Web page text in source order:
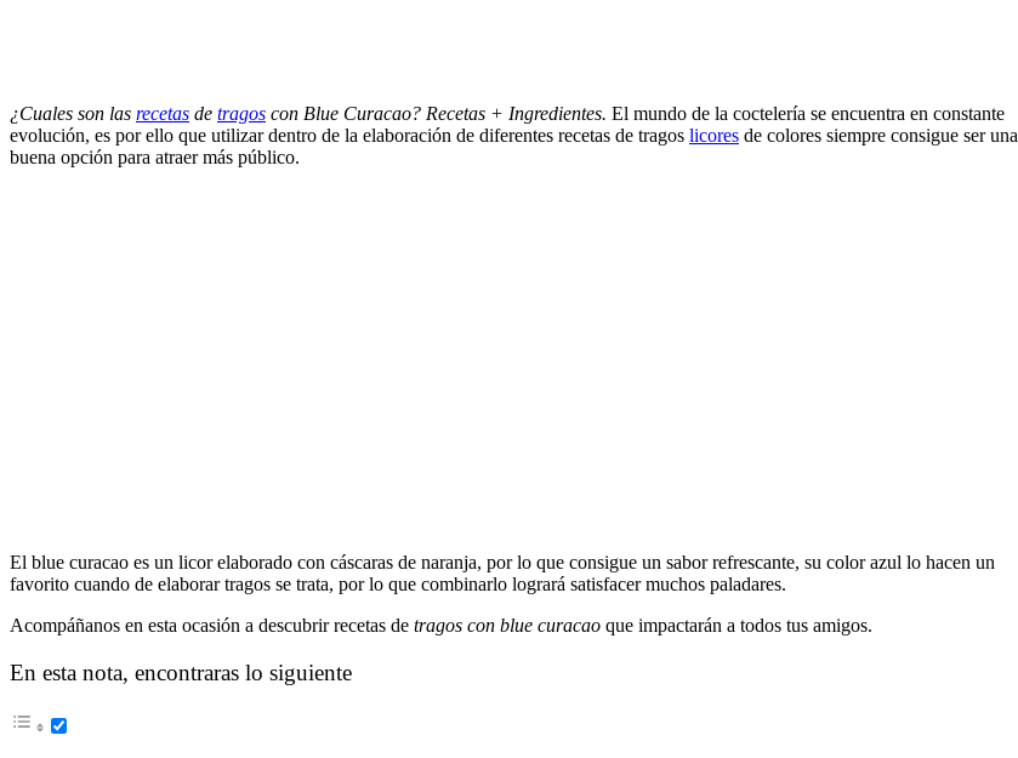
¿Cuales son las recetas de tragos con Blue Curacao? Recetas + Ingredientes. El mundo de la coctelería se encuentra en constante
evolución, es por ello que utilizar dentro de la elaboración de diferentes recetas de tragos licores de colores siempre consigue ser una
buena opción para atraer más público.
El blue curacao es un licor elaborado con cáscaras de naranja, por lo que consigue un sabor refrescante, su color azul lo hacen un
favorito cuando de elaborar tragos se trata, por lo que combinarlo logrará satisfacer muchos paladares.
Acompáñanos en esta ocasión a descubrir recetas de tragos con blue curacao que impactarán a todos tus amigos.
En esta nota, encontraras lo siguiente